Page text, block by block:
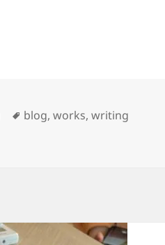
タ
blog,works,writing